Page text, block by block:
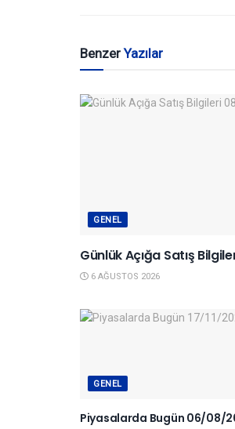
BenzerYazılar
GENEL
Günlük Açığa Satış
6 AĞUSTOS 2026
GENEL
Piyasalarda Bugün 06/08/